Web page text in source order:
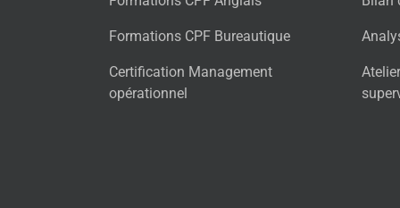
Formations CPF Bureautique
Certification Management
opérationnel